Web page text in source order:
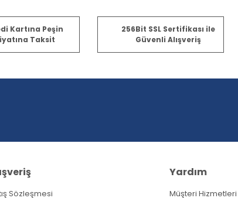
Kartına Peşin
Taksit
256Bit SSL Sertifikası ile
Güvenli Alışveriş
Sözleşmesi
Yardım
Müşteri Hizmetleri